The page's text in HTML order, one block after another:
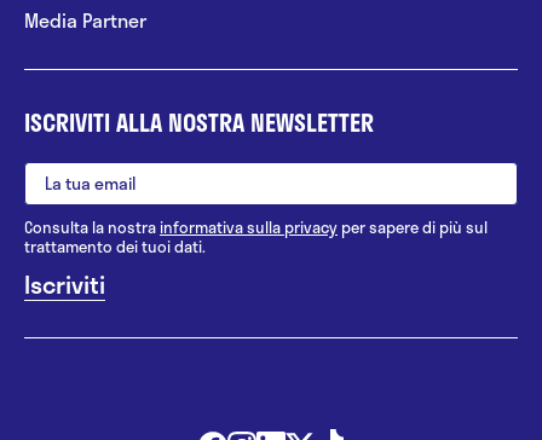
Media Partner
ISCRIVITI ALLA NOSTRA NEWSLETTER
Consulta la nostrainformativa sulla privacy per sapere di più sul
trattamento dei tuoi dati.